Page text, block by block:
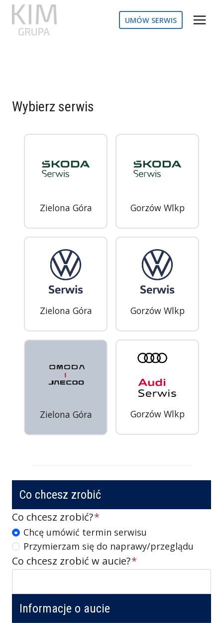
Przejdź
treści
UMÓW SERWIS
Wybierz serwis
Zielona Góra Gorzów Wlkp
Zielona Góra Gorzów Wlkp
Zielona Góra Gorzów Wlkp
Co chcesz zrobić
Co chcesz zrobić?*
A
k
c
a
Chcę umówić termin serwisu
Przymierzam się do naprawy/przeglądu
Co chcesz zrobić w aucie?*
Informacje o aucie